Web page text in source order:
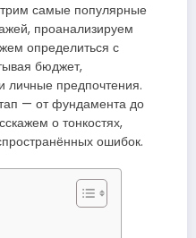
самые популярные
проанализируем
определиться с
бюджет,
личные предпочтения.
— от фундамента до
о тонкостях,
ошибок.